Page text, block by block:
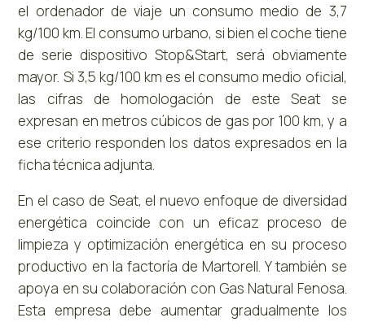
el ordenador de viaje un consumo medio de 3,7
kg/100 km. El consumo urbano, si bien el coche tiene
de serie dispositivo Stop&Start, será obviamente
mayor. Si 3,5 kg/100 km es el consumo medio oficial,
las cifras de homologación de este Seat se
expresan en metros cúbicos de gas por 100 km, y a
ese criterio responden los datos expresados en la
ficha técnica adjunta.
En el caso de Seat, el nuevo enfoque de diversidad
energética coincide con un eficaz proceso de
limpieza y optimización energética en su proceso
productivo en la factoría de Martorell. Y también se
apoya en su colaboración con Gas Natural Fenosa.
Esta empresa debe aumentar gradualmente los